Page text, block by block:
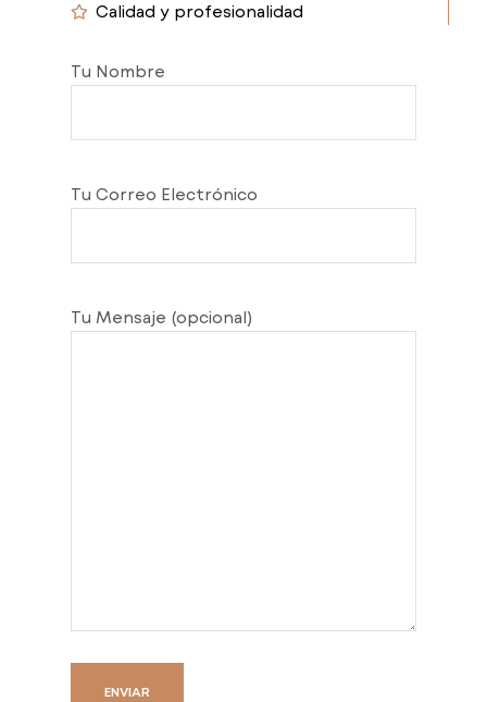
Calidad y profesionalidad
Tu Nombre
Tu Correo Electrónico
Tu Mensaje (opcional)